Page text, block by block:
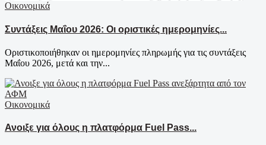
Οικονομικά
Συντάξεις Μαΐου 2026: Οι οριστικές ημερομηνίες...
Οριστικοποιήθηκαν οι ημερομηνίες πληρωμής για τις συντάξεις
Μαΐου 2026, μετά και την...
Οικονομικά
Ανοιξε για όλους η πλατφόρμα Fuel Pass...